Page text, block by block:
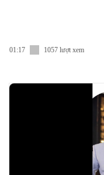
01:17 1057 lượt xem